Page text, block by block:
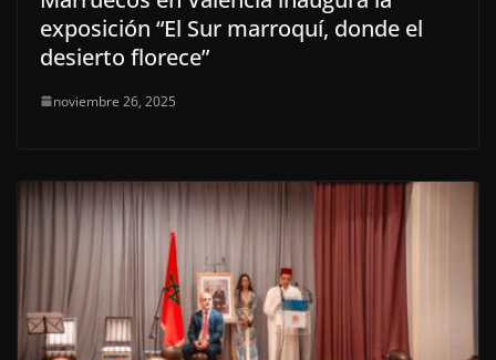
exposición “El Sur marroquí, donde el
desierto florece”
noviembre 26, 2025